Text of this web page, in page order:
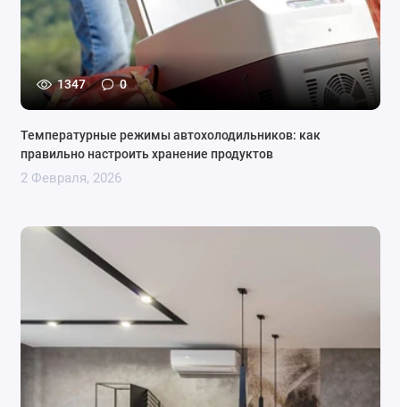
1347 0
Температурные режимы автохолодильников: как
правильно настроить хранение продуктов
2 Февраля, 2026